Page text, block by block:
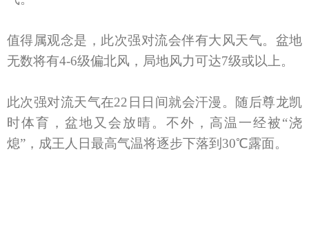
值得属观念是，此次强对流会伴有大风天气。盆地
无数将有4-6级偏北风，局地风力可达7级或以上。
此次强对流天气在22日日间就会汗漫。随后尊龙凯
时体育，盆地又会放晴。不外，高温一经被“浇
熄”，成王人日最高气温将逐步下落到30℃露面。